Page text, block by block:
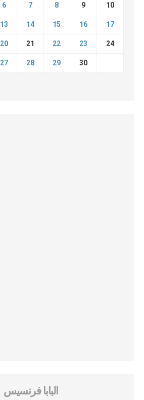
6 7 8 9 10
13 14 15 16 17
20 21 22 23 24
27 28 29 30
البابا فرنسيس